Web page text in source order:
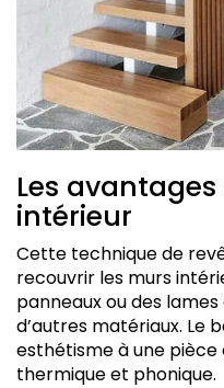
Les
intérieur
Cette technique de
recouvrir les murs
panneaux ou des
d’autres matériaux. Le
esthétisme à une pièce
thermique et phonique.